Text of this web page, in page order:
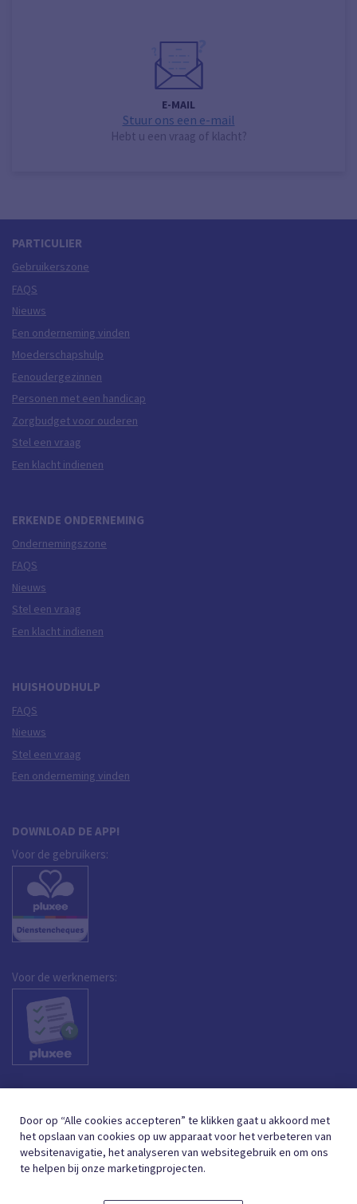
E-MAIL
Stuur ons een e-mail
Hebt u een vraag of klacht?
PARTICULIER
Gebruikerszone
FAQS
Nieuws
Een onderneming vinden
Moederschapshulp
Eenoudergezinnen
Personen met een handicap
Zorgbudget voor ouderen
Stel een vraag
Een klacht indienen
ERKENDE ONDERNEMING
Ondernemingszone
FAQS
Nieuws
Stel een vraag
Een klacht indienen
HUISHOUDHULP
FAQS
Nieuws
Stel een vraag
Een onderneming vinden
DOWNLOAD DE APP!
Voor de gebruikers:
Voor de werknemers:
Door op “Alle cookies accepteren” te klikken gaat u akkoord met
het opslaan van cookies op uw apparaat voor het verbeteren van
websitenavigatie, het analyseren van websitegebruik en om ons
te helpen bij onze marketingprojecten.